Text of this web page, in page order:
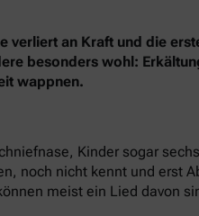
an Kraft und die
besonders wohl:
wappnen.
Kinder sogar
noch nicht kennt und erst
meist ein Lied davon